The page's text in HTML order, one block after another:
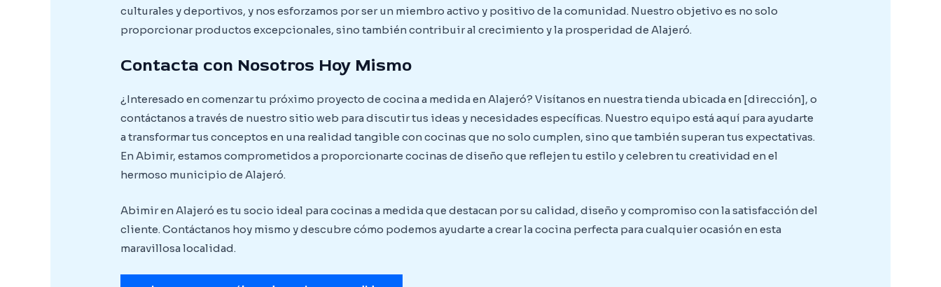
culturales y deportivos, y nos esforzamos por ser un miembro activo y positivo de la comunidad. Nuestro objetivo es no solo
proporcionar productos excepcionales, sino también contribuir al crecimiento y la prosperidad de Alajeró.
Contacta con Nosotros Hoy Mismo
¿Interesado en comenzar tu próximo proyecto de cocina a medida en Alajeró? Visítanos en nuestra tienda ubicada en [dirección], o
contáctanos a través de nuestro sitio web para discutir tus ideas y necesidades específicas. Nuestro equipo está aquí para ayudarte
a transformar tus conceptos en una realidad tangible con cocinas que no solo cumplen, sino que también superan tus expectativas.
En Abimir, estamos comprometidos a proporcionarte cocinas de diseño que reflejen tu estilo y celebren tu creatividad en el
hermoso municipio de Alajeró.
Abimir en Alajeró es tu socio ideal para cocinas a medida que destacan por su calidad, diseño y compromiso con la satisfacción del
cliente. Contáctanos hoy mismo y descubre cómo podemos ayudarte a crear la cocina perfecta para cualquier ocasión en esta
maravillosa localidad.